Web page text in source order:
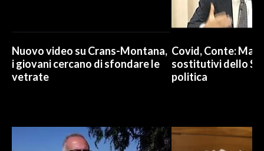
Nuovo video su Crans-Montana,
i giovani cercano di sfondare le
vetrate
Covid, Conte: Mai
sostitutivi dello
politica